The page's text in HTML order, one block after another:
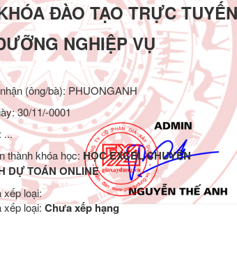
ĐÀO TẠO TRỰC TUYẾN
NGHIỆP VỤ
(ông/bà):PHUONGANH
30/11/-0001
...
thành khóa học: HỌC EXCEL CHUYÊN
DỰ TOÁN ONLINE
xếp loại:
xếp loại: Chưa xếp hạng